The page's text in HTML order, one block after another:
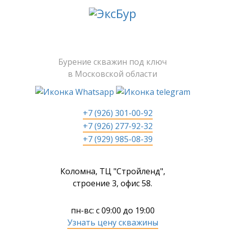
Бурение скважин под ключ
в Московской области
+7 (926) 301-00-92
+7 (926) 277-92-32
+7 (929) 985-08-39
Коломна, ТЦ "Стройленд",
строение 3, офис 58.
пн-вс: с 09:00 до 19:00
Узнать цену скважины